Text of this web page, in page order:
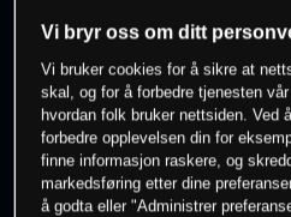
0% av kunder erpå
Søk om
Vi bryr oss om ditt
Vi bruker cookies for å sikre at
skal, og for å forbedre tjenesten
hvordan folk bruker nettsiden. Ved
forbedre opplevelsen din for
finne informasjon raskere, og
markedsføring etter dine
å godta eller "Administrer